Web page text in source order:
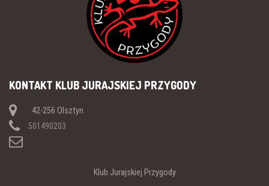
KONTAKT KLUB JURAJSKIEJ PRZYGODY
42-256 Olsztyn
501490203
Klub Jurajskiej Przygody